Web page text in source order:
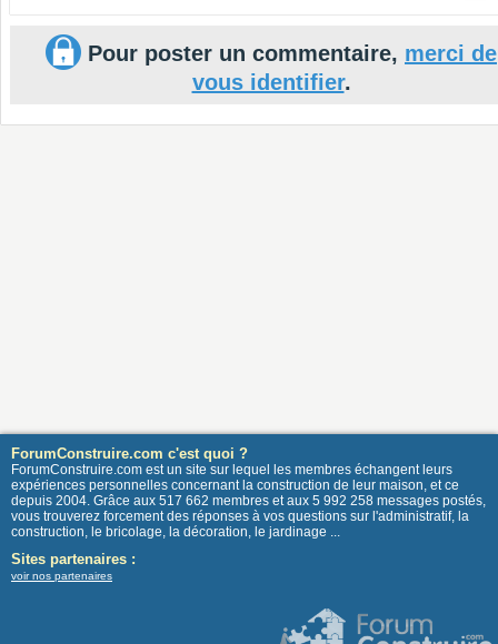
Pour poster un commentaire, merci de
vous identifier.
ForumConstruire.com c'est quoi ?
ForumConstruire.com est un site sur lequel les membres échangent leurs
expériences personnelles concernant la construction de leur maison, et ce
depuis 2004. Grâce aux 517 662 membres et aux 5 992 258 messages postés,
vous trouverez forcement des réponses à vos questions sur l'administratif, la
construction, le bricolage, la décoration, le jardinage ...
Sites partenaires :
voir nos partenaires